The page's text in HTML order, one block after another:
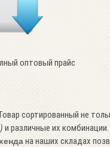
оптовый прайс
сортированный не
и различные их комбинации.
на наших складах